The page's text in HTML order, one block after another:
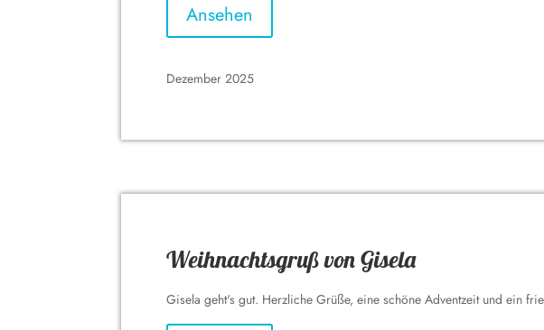
Ansehen
Dezember 2025
Weihnachtsgruß von Gisela
Gisela geht's gut. Herzliche Grüße, eine schöne Adventzeit und ein